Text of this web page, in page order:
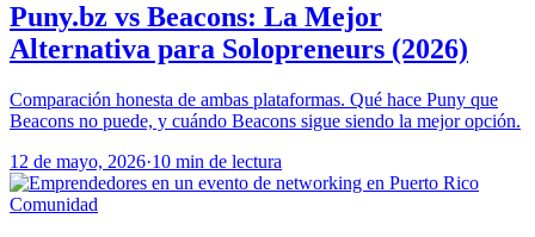
Puny.bz vs Beacons: La Mejor
Alternativa para Solopreneurs (2026)
Comparación honesta de ambas plataformas. Qué hace Puny que
Beacons no puede, y cuándo Beacons sigue siendo la mejor opción.
12 de mayo, 2026·10 min de lectura
Comunidad